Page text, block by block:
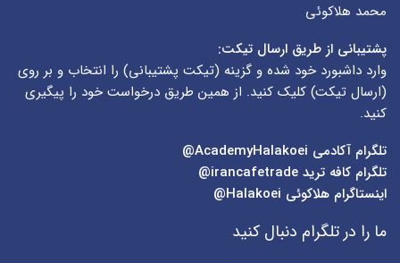
محمد هلاکوئی
پشتیبانی از طریق ارسال تیکت:
وارد داشبورد خود شده و گزینه (تیکت پشتیبانی) را انتخاب و بر روی
(ارسال تیکت) کلیک کنید. از همین طریق درخواست خود را پیگیری
کنید.
تلگرام آکادمی
تلگرام کافه ترید irancafetrade@
اینستاگرام هلاکوئی Halakoei@
ما را در تلگرام دنبال کنید